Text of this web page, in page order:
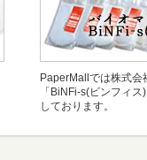
PaperMallでは株式会
「BiNFi-s(ビンフィ
しております。